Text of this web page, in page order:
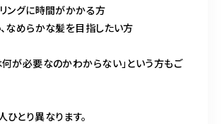
ングに時間がかかる方
なめらかな髪を目指したい方
何が必要なのかわからない」という方もご
とり異なります。